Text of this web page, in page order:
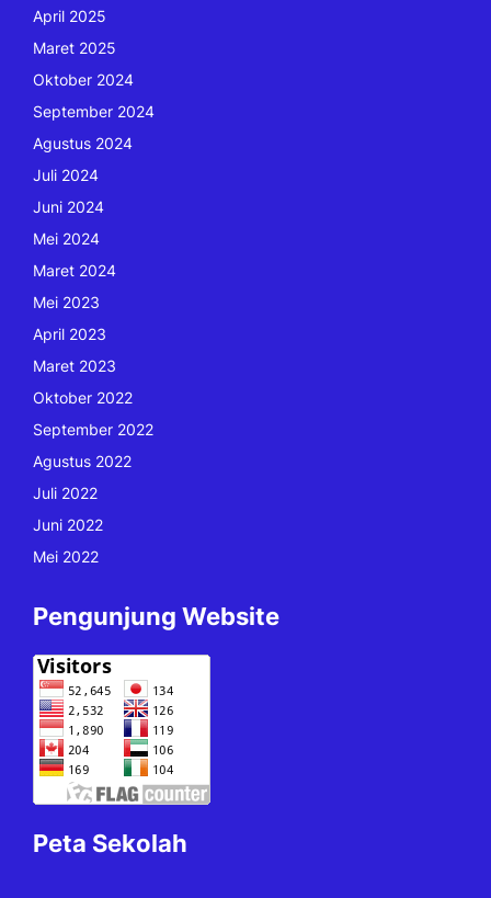
April 2025
Maret 2025
Oktober 2024
September 2024
Agustus 2024
Juli 2024
Juni 2024
Mei 2024
Maret 2024
Mei 2023
April 2023
Maret 2023
Oktober 2022
September 2022
Agustus 2022
Juli 2022
Juni 2022
Mei 2022
Pengunjung Website
Peta Sekolah